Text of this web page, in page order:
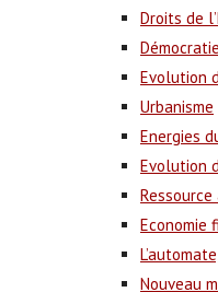
Droits de
Evolution
Urbanisme
Energies
Evolution
Economie
Nouveau